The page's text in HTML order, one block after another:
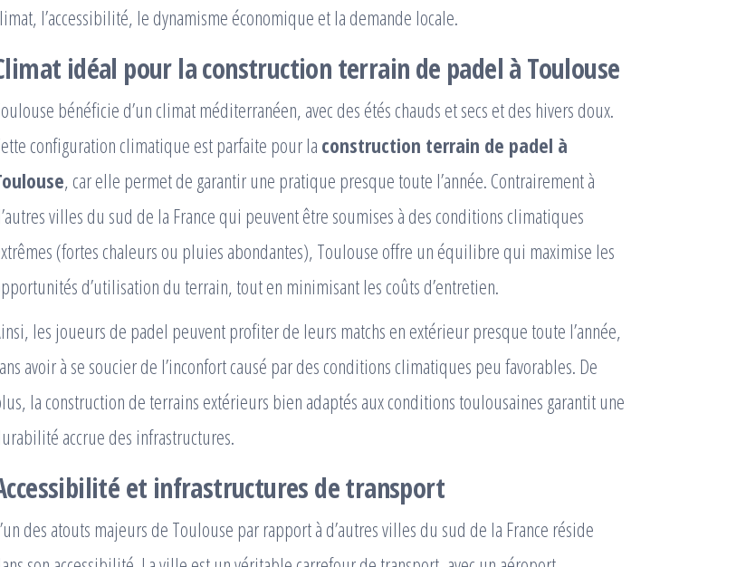
l’accessibilité, le dynamisme économique et la demande locale.
idéal pour la construction terrain de padel à Toulouse
bénéficie d’un climat méditerranéen, avec des étés chauds et secs et des hivers doux.
configuration climatique est parfaite pour laconstruction terrain de padel à
, car elle permet de garantir une pratique presque toute l’année. Contrairement à
villes du sud de la France qui peuvent être soumises à des conditions climatiques
(fortes chaleurs ou pluies abondantes), Toulouse offre un équilibre qui maximise les
d’utilisation du terrain, tout en minimisant les coûts d’entretien.
les joueurs de padel peuvent profiter de leurs matchs en extérieur presque toute l’année,
avoir à se soucier de l’inconfort causé par des conditions climatiques peu favorables. De
la construction de terrains extérieurs bien adaptés aux conditions toulousaines garantit une
accrue des infrastructures.
et infrastructures de transport
des atouts majeurs de Toulouse par rapport à d’autres villes du sud de la France réside